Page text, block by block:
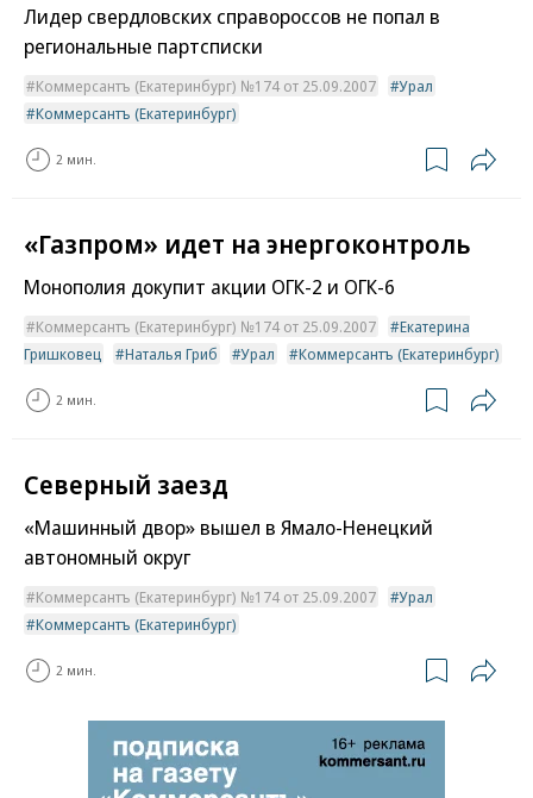
Лидер свердловских справороссов не попал в
региональные партсписки
Коммерсантъ (Екатеринбург) №174 от 25.09.2007
Урал
Коммерсантъ (Екатеринбург)
2 мин.
«Газпром» идет на энергоконтроль
Монополия докупит акции ОГК-2 и ОГК-6
Коммерсантъ (Екатеринбург) №174 от 25.09.2007
Екатерина
Гришковец
Наталья Гриб Урал Коммерсантъ (Екатеринбург)
2 мин.
Северный заезд
«Машинный двор» вышел в Ямало-Ненецкий
автономный округ
Коммерсантъ (Екатеринбург) №174 от 25.09.2007
Урал
Коммерсантъ (Екатеринбург)
2 мин.